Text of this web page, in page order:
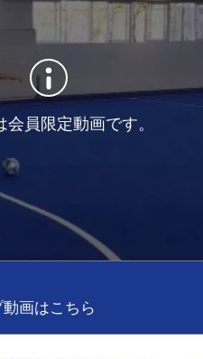
会員限定動画です。
画はこちら